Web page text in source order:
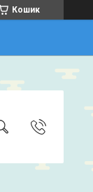
Кошик